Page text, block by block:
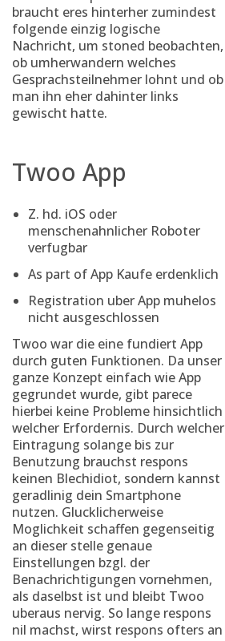
braucht eres hinterher zumindest
folgende einzig logische
Nachricht, um stoned beobachten,
ob umherwandern welches
Gesprachsteilnehmer lohnt und ob
man ihn eher dahinter links
gewischt hatte.
Twoo App
Z. hd. iOS oder
menschenahnlicher Roboter
verfugbar
As part of App Kaufe erdenklich
Registration uber App muhelos
nicht ausgeschlossen
Twoo war die eine fundiert App
durch guten Funktionen. Da unser
ganze Konzept einfach wie App
gegrundet wurde, gibt parece
hierbei keine Probleme hinsichtlich
welcher Erfordernis. Durch welcher
Eintragung solange bis zur
Benutzung brauchst respons
keinen Blechidiot, sondern kannst
geradlinig dein Smartphone
nutzen. Glucklicherweise
Moglichkeit schaffen gegenseitig
an dieser stelle genaue
Einstellungen bzgl. der
Benachrichtigungen vornehmen,
als daselbst ist und bleibt Twoo
uberaus nervig. So lange respons
nil machst, wirst respons ofters an